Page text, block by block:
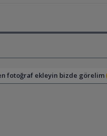
fotoğraf ekleyin bizde görelim